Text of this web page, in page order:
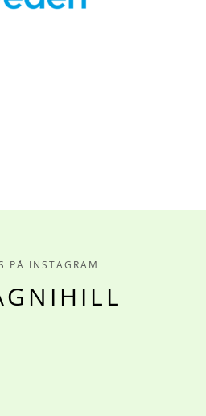
PÅ INSTAGRAM